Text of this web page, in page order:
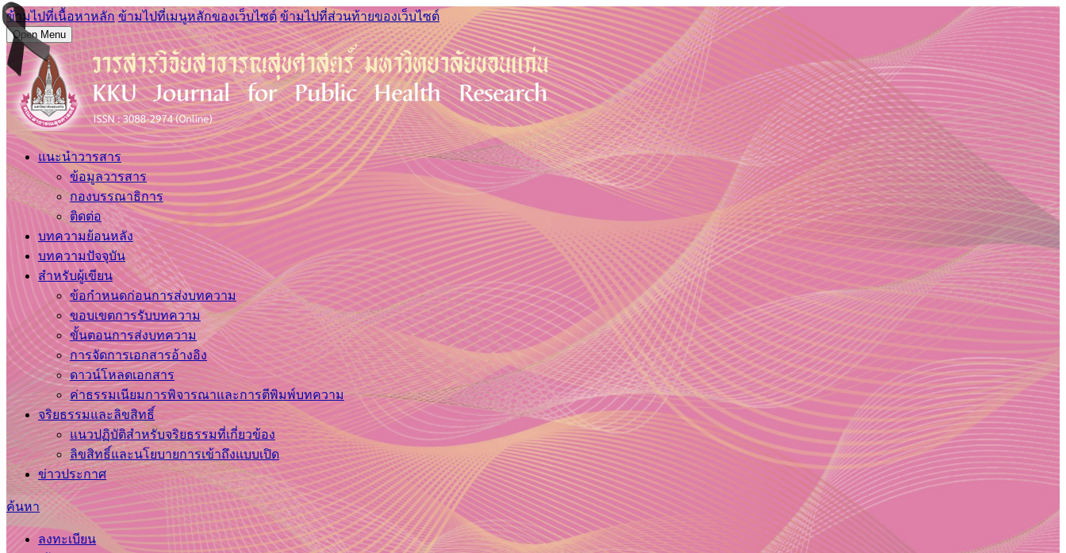
ข้ามไปที่เนื้อหาหลัก ข้ามไปที่เมนูหลักของเว็บไซต์ ข้ามไปที่ส่วนท้ายของเว็บไซต์
Open Menu
แนะนำวารสาร
ข้อมูลวารสาร
กองบรรณาธิการ
ติดต่อ
บทความย้อนหลัง
บทความปัจจุบัน
สำหรับผู้เขียน
ข้อกำหนดก่อนการส่งบทความ
ขอบเขตการรับบทความ
ขั้นตอนการส่งบทความ
การจัดการเอกสารอ้างอิง
ดาวน์โหลดเอกสาร
ค่าธรรมเนียมการพิจารณาและการตีพิมพ์บทความ
จริยธรรมและลิขสิทธิ์
แนวปฏิบัติสำหรับจริยธรรมที่เกี่ยวข้อง
ลิขสิทธิ์และนโยบายการเข้าถึงแบบเปิด
ข่าวประกาศ
ค้นหา
ลงทะเบียน